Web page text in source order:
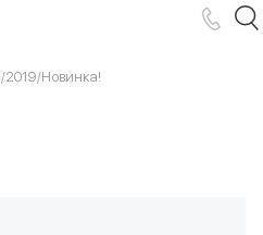
/2019/Новинка!